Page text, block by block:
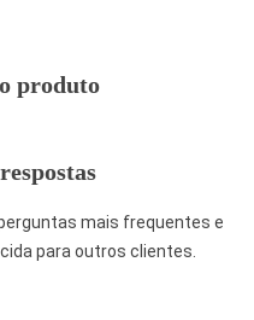
produto
mais frequentes e
para outros clientes.